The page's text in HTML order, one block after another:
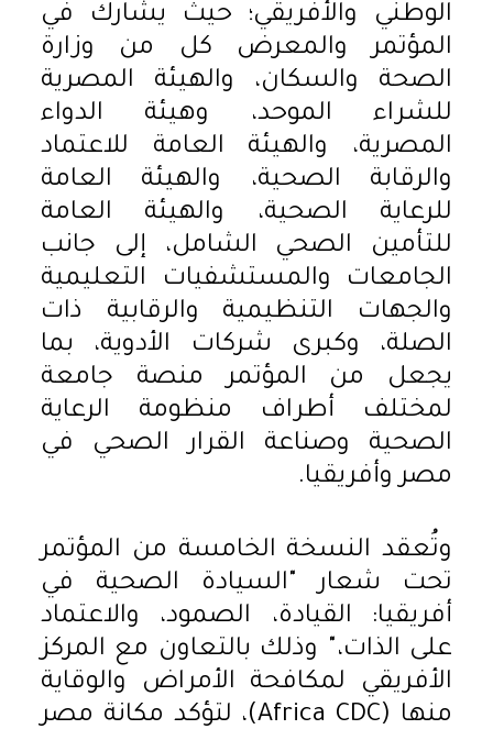
الوطني والأفريقي؛ حيث يشارك في
المؤتمر والمعرض كل من وزارة
الصحة والسكان، والهيئة المصرية
للشراء الموحد، وهيئة الدواء
المصرية، والهيئة العامة للاعتماد
والرقابة الصحية، والهيئة العامة
للرعاية الصحية، والهيئة العامة
للتأمين الصحي الشامل، إلى جانب
الجامعات والمستشفيات التعليمية
والجهات التنظيمية والرقابية ذات
الصلة، وكبرى شركات الأدوية، بما
يجعل من المؤتمر منصة جامعة
لمختلف أطراف منظومة الرعاية
الصحية وصناعة القرار الصحي في
مصر وأفريقيا.
وتُعقد النسخة الخامسة من المؤتمر
تحت شعار "السيادة الصحية في
أفريقيا: القيادة، الصمود، والاعتماد
على الذات،" وذلك بالتعاون مع المركز
الأفريقي لمكافحة الأمراض والوقاية
منها (Africa CDC)، لتؤكد مكانة مصر